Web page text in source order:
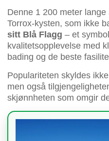
Denne 1 200 meter
Torrox-kysten, som ikke
sitt Blå Flagg – et
kvalitetsopplevelse med
bading og de beste
Populariteten skyldes
men også
skjønnheten som omgir